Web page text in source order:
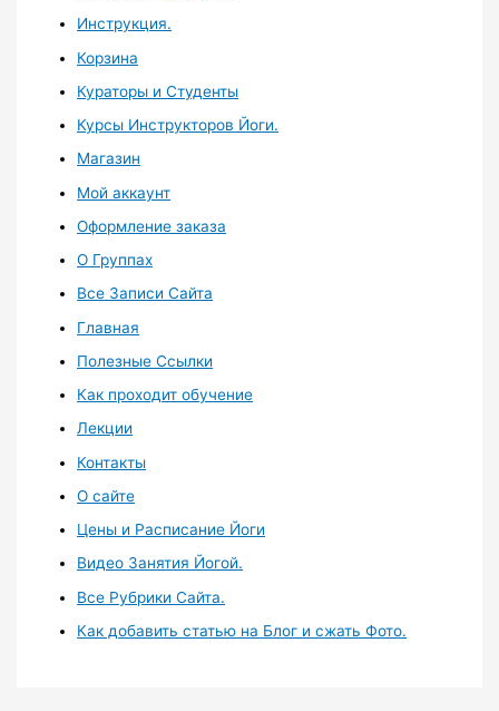
Инструкция.
Корзина
Кураторы и Студенты
Курсы Инструкторов Йоги.
Магазин
Мой аккаунт
Оформление заказа
О Группах
Все Записи Сайта
Главная
Полезные Ссылки
Как проходит обучение
Лекции
Контакты
О сайте
Цены и Расписание Йоги
Видео Занятия Йогой.
Все Рубрики Сайта.
Как добавить статью на Блог и сжать Фото.